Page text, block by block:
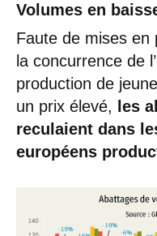
Volumes en
Faute de mises en
la concurrence de
production de
un prix élevé,
les
reculaient dans
européens